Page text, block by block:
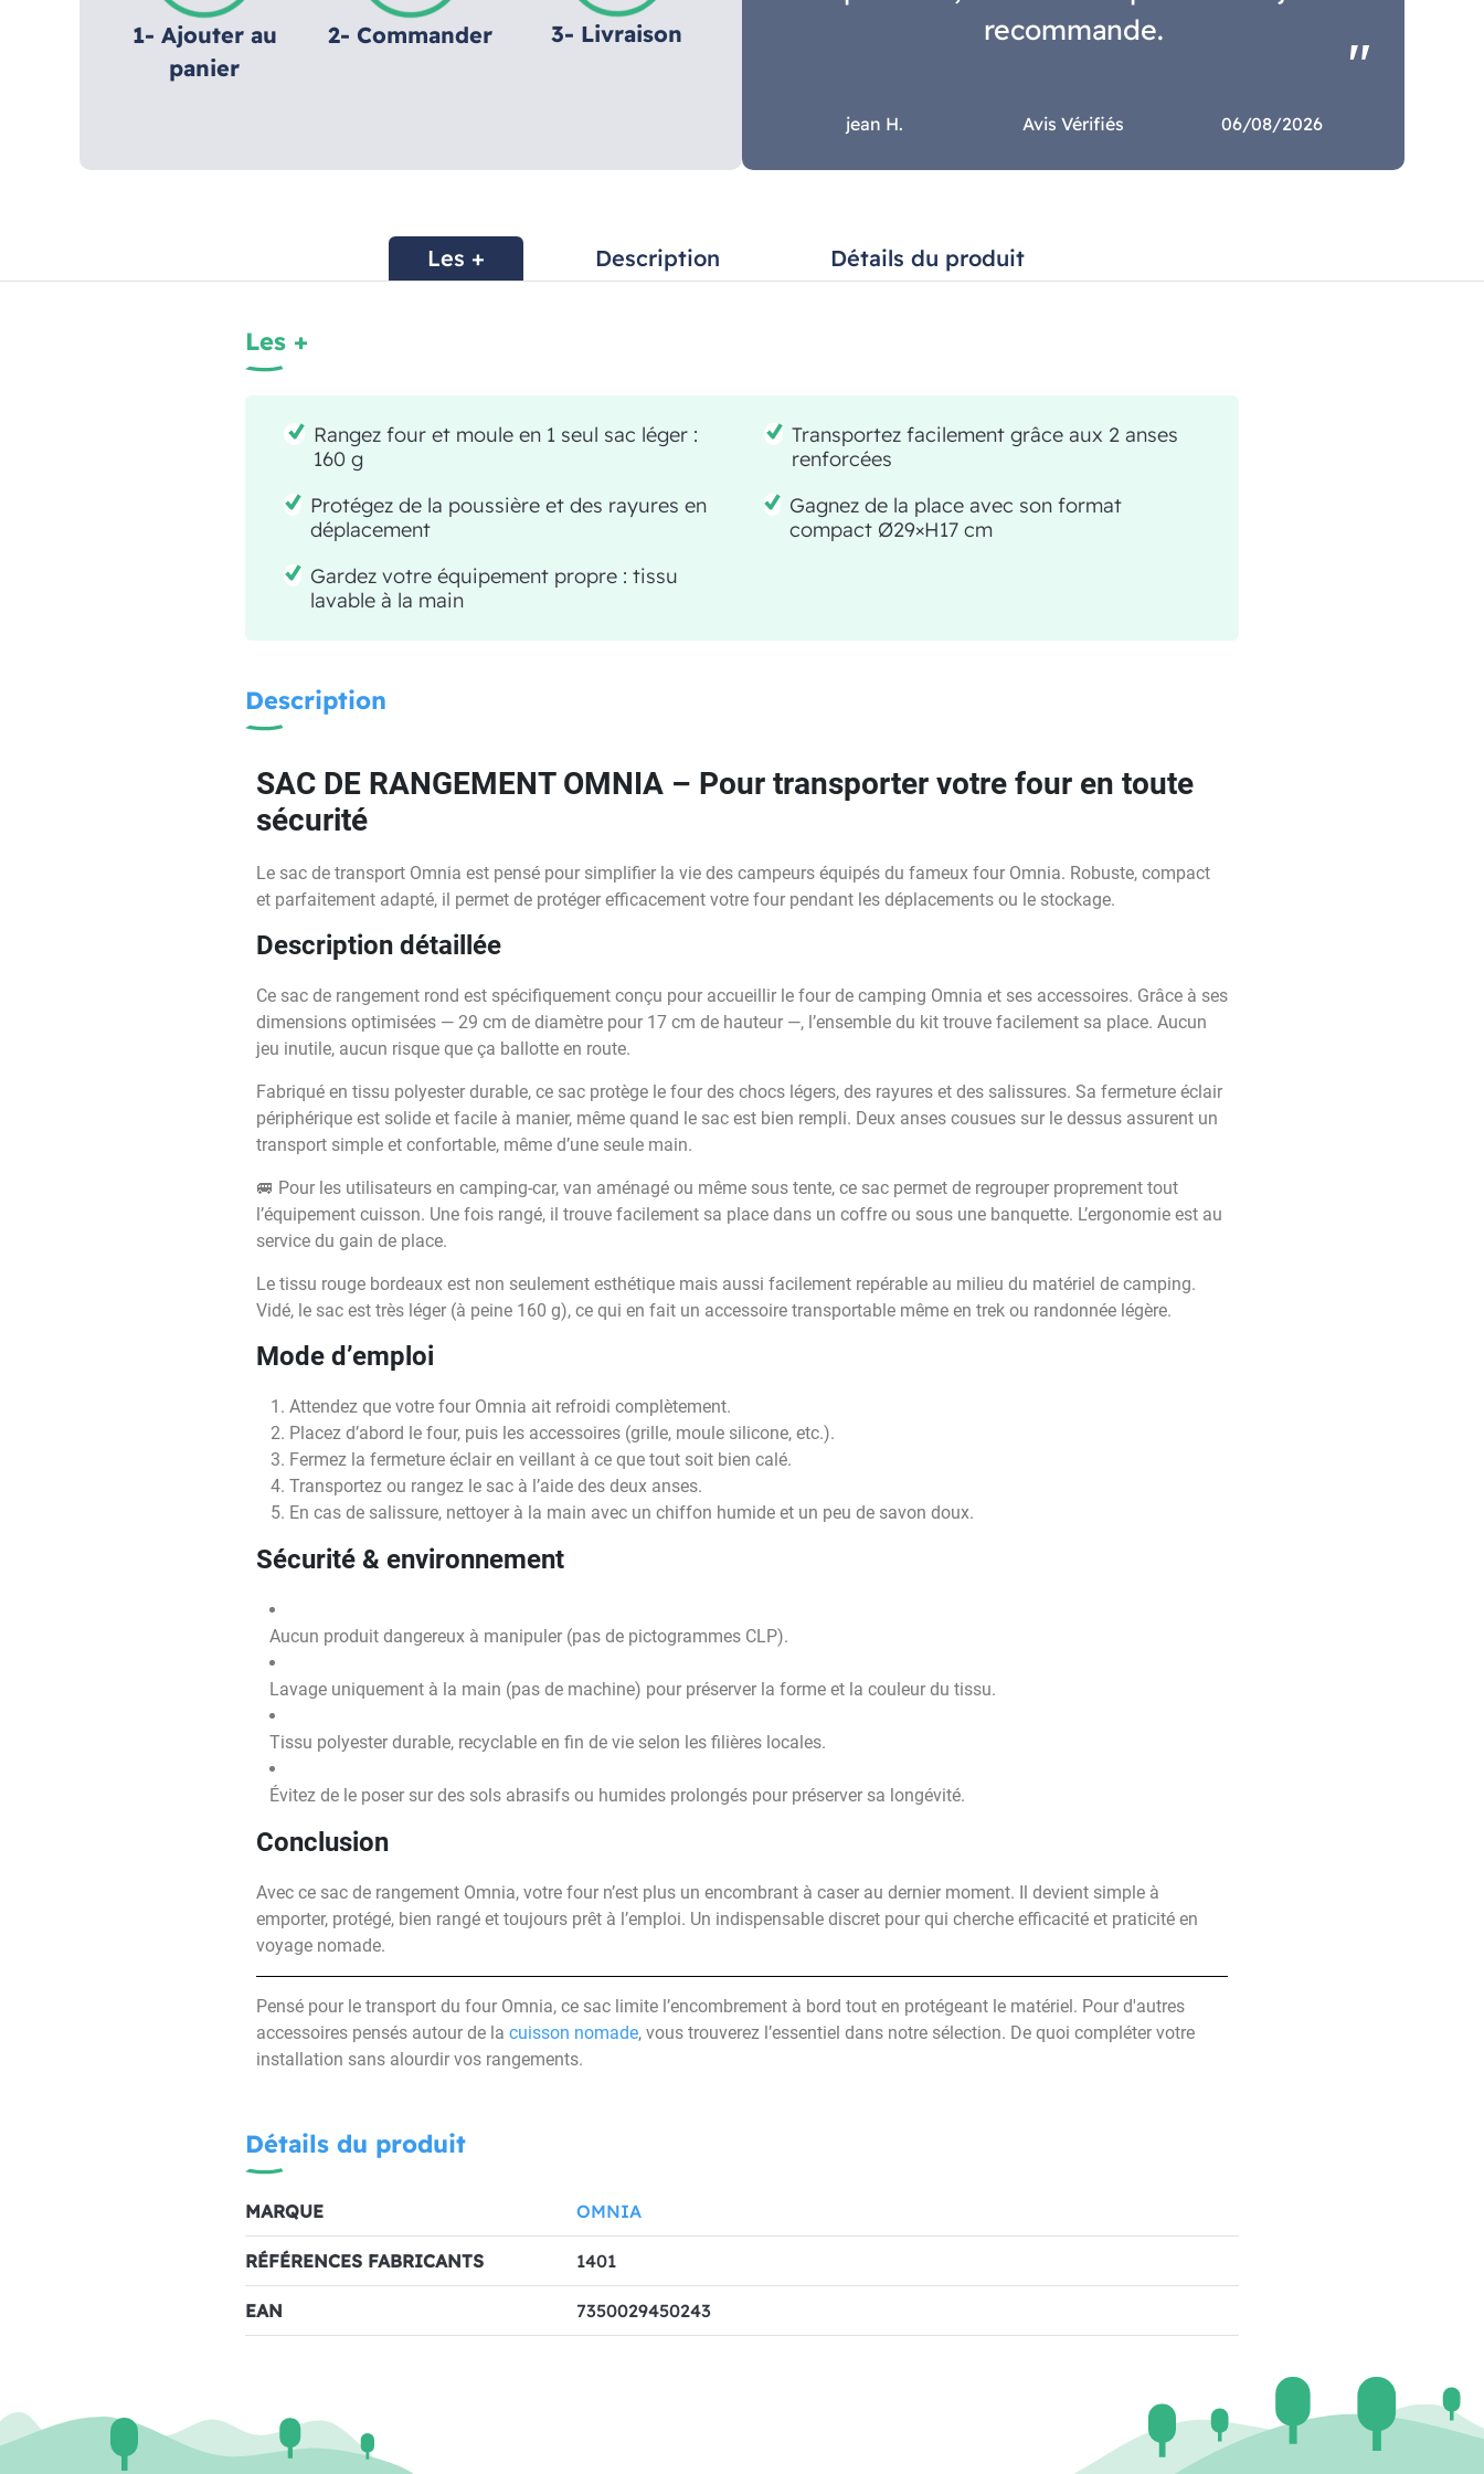
1- Ajouter au
panier
2- Commander 3- Livraison
recommande.
jean H. Avis Vérifiés 06/08/2026
Les + Description Détails du produit
Les +
Rangez four et moule en 1 seul sac léger :
160 g
Transportez facilement grâce aux 2 anses
renforcées
Protégez de la poussière et des rayures en
déplacement
Gagnez de la place avec son format
compact Ø29×H17 cm
Gardez votre équipement propre : tissu
lavable à la main
Description
SAC DE RANGEMENT OMNIA – Pour transporter votre four en toute
sécurité
Le sac de transport Omnia est pensé pour simplifier la vie des campeurs équipés du fameux four Omnia. Robuste, compact
et parfaitement adapté, il permet de protéger efficacement votre four pendant les déplacements ou le stockage.
Description détaillée
Ce sac de rangement rond est spécifiquement conçu pour accueillir le four de camping Omnia et ses accessoires. Grâce à ses
dimensions optimisées — 29 cm de diamètre pour 17 cm de hauteur —, l’ensemble du kit trouve facilement sa place. Aucun
jeu inutile, aucun risque que ça ballotte en route.
Fabriqué en tissu polyester durable, ce sac protège le four des chocs légers, des rayures et des salissures. Sa fermeture éclair
périphérique est solide et facile à manier, même quand le sac est bien rempli. Deux anses cousues sur le dessus assurent un
transport simple et confortable, même d’une seule main.
🚐 Pour les utilisateurs en camping-car, van aménagé ou même sous tente, ce sac permet de regrouper proprement tout
l’équipement cuisson. Une fois rangé, il trouve facilement sa place dans un coffre ou sous une banquette. L’ergonomie est au
service du gain de place.
Le tissu rouge bordeaux est non seulement esthétique mais aussi facilement repérable au milieu du matériel de camping.
Vidé, le sac est très léger (à peine 160 g), ce qui en fait un accessoire transportable même en trek ou randonnée légère.
Mode d’emploi
Attendez que votre four Omnia ait refroidi complètement.
Placez d’abord le four, puis les accessoires (grille, moule silicone, etc.).
Fermez la fermeture éclair en veillant à ce que tout soit bien calé.
Transportez ou rangez le sac à l’aide des deux anses.
En cas de salissure, nettoyer à la main avec un chiffon humide et un peu de savon doux.
Sécurité & environnement
Aucun produit dangereux à manipuler (pas de pictogrammes CLP).
Lavage uniquement à la main (pas de machine) pour préserver la forme et la couleur du tissu.
Tissu polyester durable, recyclable en fin de vie selon les filières locales.
Évitez de le poser sur des sols abrasifs ou humides prolongés pour préserver sa longévité.
Conclusion
Avec ce sac de rangement Omnia, votre four n’est plus un encombrant à caser au dernier moment. Il devient simple à
emporter, protégé, bien rangé et toujours prêt à l’emploi. Un indispensable discret pour qui cherche efficacité et praticité en
voyage nomade.
Pensé pour le transport du four Omnia, ce sac limite l’encombrement à bord tout en protégeant le matériel. Pour d'autres
accessoires pensés autour de la cuisson nomade, vous trouverez l’essentiel dans notre sélection. De quoi compléter votre
installation sans alourdir vos rangements.
Détails du produit
MARQUE OMNIA
RÉFÉRENCES FABRICANTS 1401
EAN 7350029450243